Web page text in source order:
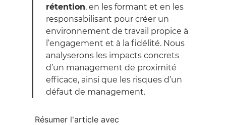
rétention, en les formant et en les
responsabilisant pour créer un
environnement de travail propice à
l’engagement et à la fidélité. Nous
analyserons les impacts concrets
d’un management de proximité
efficace, ainsi que les risques d’un
défaut de management.
Résumer l'article avec